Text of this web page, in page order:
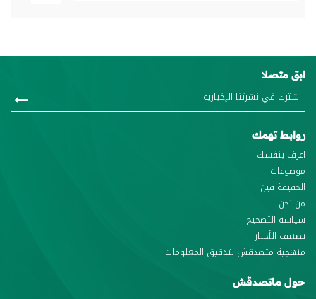
ابق متصلا
روابط تهمك
اعرف بنفسك
موضوعات
الحقيقة فين
من نحن
سياسة التصحيح
تصنيف الأخبار
منهجية متصدقش لتدقيق المعلومات
حول ماتصدقش